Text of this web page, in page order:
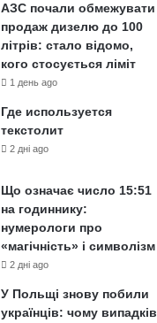
АЗС почали обмежувати
продаж дизелю до 100
літрів: стало відомо,
кого стосується ліміт
1 день ago
Где используется
текстолит
2 дні ago
Що означає число 15:51
на годиннику:
нумерологи про
«магічність» і символізм
2 дні ago
У Польщі знову побили
українців: чому випадків